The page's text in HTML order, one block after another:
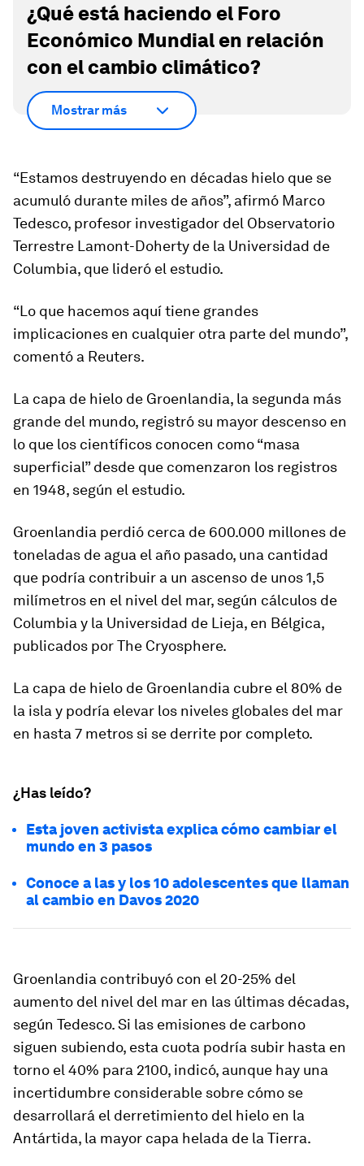
¿Qué está haciendo el Foro
Económico Mundial en relación
con el cambio climático?
Mostrar más
“Estamos destruyendo en décadas hielo que se
acumuló durante miles de años”, afirmó Marco
Tedesco, profesor investigador del Observatorio
Terrestre Lamont-Doherty de la Universidad de
Columbia, que lideró el estudio.
“Lo que hacemos aquí tiene grandes
implicaciones en cualquier otra parte del mundo”,
comentó a Reuters.
La capa de hielo de Groenlandia, la segunda más
grande del mundo, registró su mayor descenso en
lo que los científicos conocen como “masa
superficial” desde que comenzaron los registros
en 1948, según el estudio.
Groenlandia perdió cerca de 600.000 millones de
toneladas de agua el año pasado, una cantidad
que podría contribuir a un ascenso de unos 1,5
milímetros en el nivel del mar, según cálculos de
Columbia y la Universidad de Lieja, en Bélgica,
publicados por The Cryosphere.
La capa de hielo de Groenlandia cubre el 80% de
la isla y podría elevar los niveles globales del mar
en hasta 7 metros si se derrite por completo.
¿Has leído?
Esta joven activista explica cómo cambiar el
mundo en 3 pasos
Conoce a las y los 10 adolescentes que llaman
al cambio en Davos 2020
Groenlandia contribuyó con el 20-25% del
aumento del nivel del mar en las últimas décadas,
según Tedesco. Si las emisiones de carbono
siguen subiendo, esta cuota podría subir hasta en
torno el 40% para 2100, indicó, aunque hay una
incertidumbre considerable sobre cómo se
desarrollará el derretimiento del hielo en la
Antártida, la mayor capa helada de la Tierra.